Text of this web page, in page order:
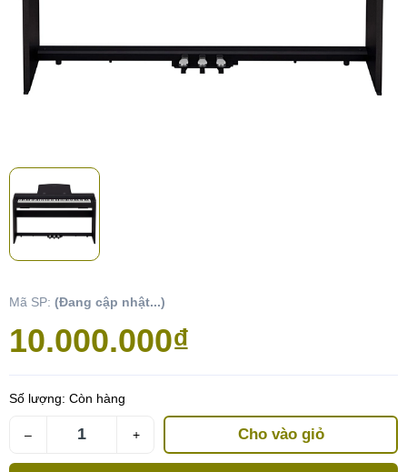
Mã SP: (Đang cập nhật...)
10.000.000₫
Số lượng: Còn hàng
– + Cho vào giỏ